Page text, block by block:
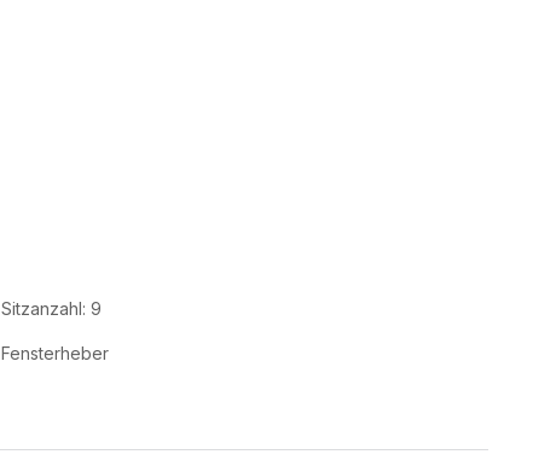
Sitzanzahl: 9
Fensterheber